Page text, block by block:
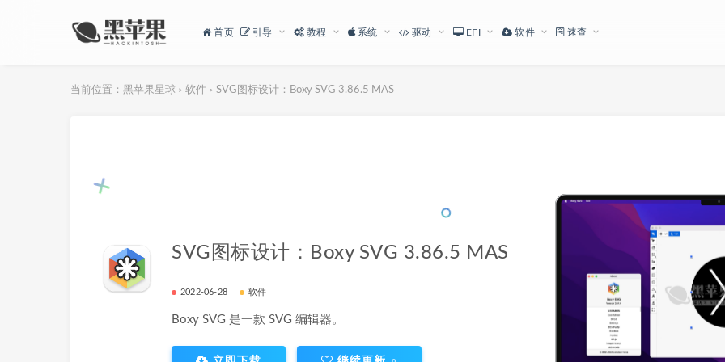
首页 引导 教程 系统 驱动 EFI 软件 速查
当前位置： 黑苹果星球 > 软件 > SVG图标设计：Boxy SVG 3.86.5 MAS
SVG图标设计：Boxy SVG 3.86.5 MAS
2022-06-28 软件
Boxy SVG 是一款 SVG 编辑器。